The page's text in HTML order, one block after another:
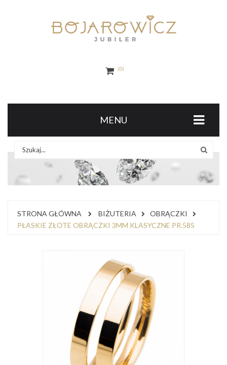
0
MENU
STRONA GŁÓWNA BIŻUTERIA
OBRĄCZKI
PŁASKIE ZŁOTE OBRĄCZKI 3MM KLASYCZNE PR.585